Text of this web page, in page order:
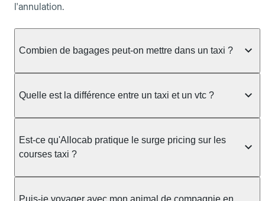
l'annulation.
Combien de bagages peut-on mettre dans un taxi ?
taxi berline accueille en général jusqu'à 3 bagages
ou nombreux, précisez-le dans le champ "Message
au chauffeur" lors de la réservation. Le prix n'est
pas impacté par le nombre de bagages.
Quelle est la différence entre un taxi et un vtc ?
prendre en charge directement dans la rue, à une
station ou sur réservation, avec un tarif au
réservation et propose un prix fixe annoncé à
l'avance. Chez Allocab, réservez facilement votre
Est-ce qu'Allocab pratique le surge pricing sur les
courses taxi ?
réglementation préfectorale et suit un barème
Puis-je voyager avec mon animal de compagnie en